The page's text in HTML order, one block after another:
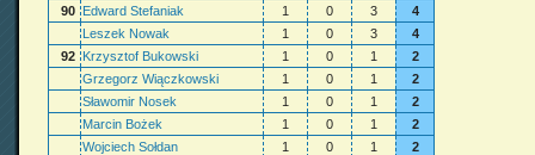
90 Edward Stefaniak 1 0 3
4
Leszek Nowak
1 0 3
4
92 Krzysztof Bukowski 1 0 1
2
Grzegorz Wiączkowski
1 0 1
2
Sławomir Nosek
1 0 1
2
Marcin Bożek
1 0 1
2
Wojciech Sołdan
1 0 1
2